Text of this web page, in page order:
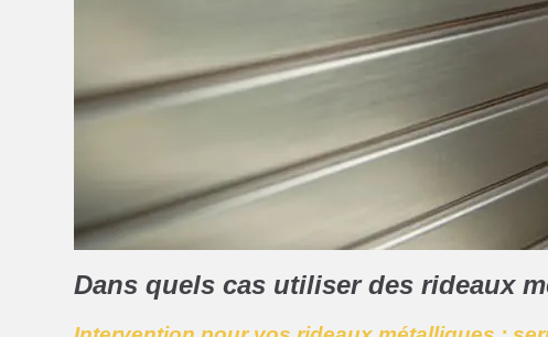
Dans quels cas utiliser des rideaux